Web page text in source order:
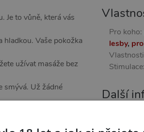
Je to vůně, která vás
Vaše pokožka
užívat masáže bez
smývá. Už žádné
tantrických a
Pro koho:
lesby,
Stimulace:
Další